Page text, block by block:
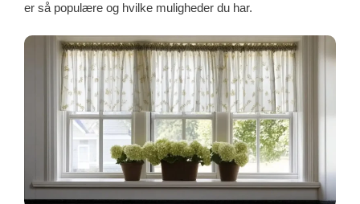
er så populære og hvilke muligheder du har.